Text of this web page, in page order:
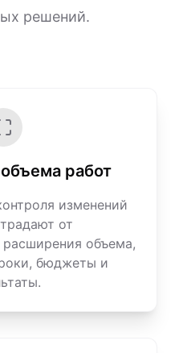
решений.
работ
изменений
от
объема,
бюджеты и